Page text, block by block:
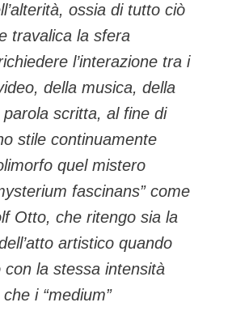
ossia di tutto ciò
travalica la sfera
l’interazione tra i
della musica, della
scritta, al fine di
stile continuamente
quel mistero
fascinans” come
Otto, che ritengo sia la
artistico quando
con la stessa intensità
i “medium”